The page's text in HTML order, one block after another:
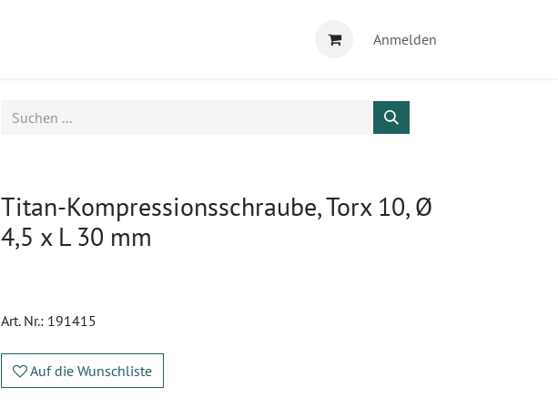
Anmelden
Titan-Kompressionsschraube, Torx 10, Ø
4,5 x L 30 mm
Art. Nr.: 191415
Auf die Wunschliste